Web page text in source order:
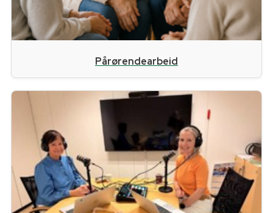
Pårørendearbeid